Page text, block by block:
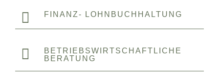
 FINANZ- LOHNBUCHHALTUNG

BETRIEBSWIRTSCHAFTLICHE
BERATUNG